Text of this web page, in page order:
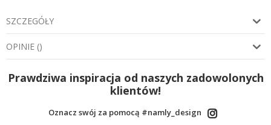
SZCZEGÓŁY
OPINIE ()
Prawdziwa inspiracja od naszych zadowolonych
klientów!
Oznacz swój za pomocą #namly_design